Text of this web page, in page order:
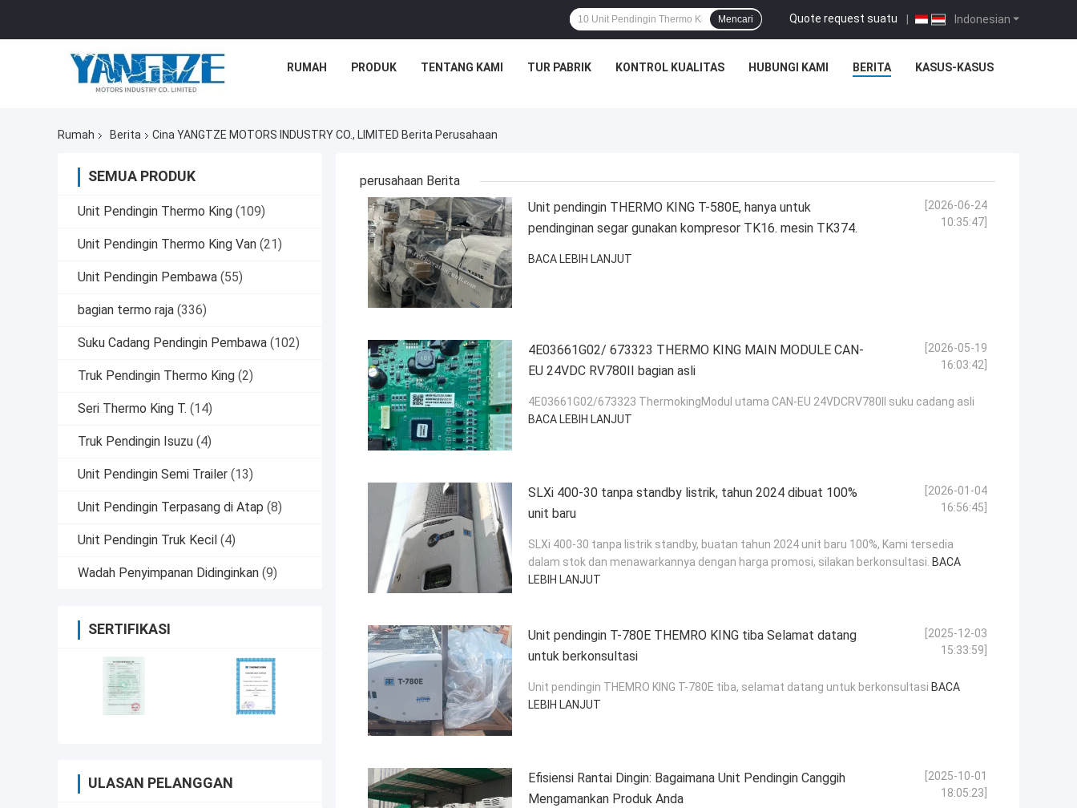
Indonesian
Quote request suatu |
Mencari
RUMAH PRODUK TENTANG KAMI TUR PABRIK KONTROL KUALITAS HUBUNGI KAMI BERITA KASUS-KASUS
Rumah Berita Cina YANGTZE MOTORS INDUSTRY CO., LIMITED Berita Perusahaan
SEMUA PRODUK
Unit Pendingin Thermo King (109)
Unit Pendingin Thermo King Van (21)
Unit Pendingin Pembawa (55)
bagian termo raja (336)
Suku Cadang Pendingin Pembawa (102)
Truk Pendingin Thermo King (2)
Seri Thermo King T. (14)
Truk Pendingin Isuzu (4)
Unit Pendingin Semi Trailer (13)
Unit Pendingin Terpasang di Atap (8)
Unit Pendingin Truk Kecil (4)
Wadah Penyimpanan Didinginkan (9)
SERTIFIKASI
ULASAN PELANGGAN
perusahaan Berita
Unit pendingin THERMO KING T-580E, hanya untuk
pendinginan segar gunakan kompresor TK16. mesin TK374.
[2026-06-24
10:35:47]
BACA LEBIH LANJUT
4E03661G02/ 673323 THERMO KING MAIN MODULE CAN-
EU 24VDC RV780II bagian asli
[2026-05-19
16:03:42]
4E03661G02/673323 ThermokingModul utama CAN-EU 24VDCRV780II suku cadang asli
BACA LEBIH LANJUT
SLXi 400-30 tanpa standby listrik, tahun 2024 dibuat 100%
unit baru
[2026-01-04
16:56:45]
SLXi 400-30 tanpa listrik standby, buatan tahun 2024 unit baru 100%, Kami tersedia
dalam stok dan menawarkannya dengan harga promosi, silakan berkonsultasi. BACA
LEBIH LANJUT
Unit pendingin T-780E THEMRO KING tiba Selamat datang
untuk berkonsultasi
[2025-12-03
15:33:59]
Unit pendingin THEMRO KING T-780E tiba, selamat datang untuk berkonsultasi BACA
LEBIH LANJUT
Efisiensi Rantai Dingin: Bagaimana Unit Pendingin Canggih
Mengamankan Produk Anda
[2025-10-01
18:05:23]